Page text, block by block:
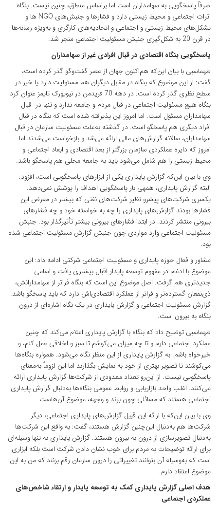
صرفاً پاسخگویی به سهامداران است اما براساس منطق، چنین نیست. بنگاه
اثرات اجتماعی و محیط زیستی دارد و فشارها و جنبش‌های NGO ها و
تشکل‌های محیط زیستی و اجتماعی و اتحادیه‌های کارگری و به‌ویژه رسانه‌ها
در قرن 20 به شکل‌گیری جنبش مسئولیت اجتماعی منجر شد.
پاسخگویی بنگاه اقتصادی در قبال افرادی غیر از سهامداران
طهماسبی با بیان این‌که هم‌اکنون جهان از عصر گفت‌وگو گذر کرده‌ است،
گفت: از این موضوع که بنگاه در مقابل دیگران هم مسئولیت دارد یا خیر در
سطح نظری گذر کرده است. در دهه 70 فریدمن در نیویورک تایمز عنوان کرد
بنگاه هیچ مسئولیت اجتماعی در قبال مردم و جامعه ندارد و تنها در قبال
سهامداران مسئول است. اما امروز این پذیرفته شده است که بنگاه در قبال
افراد دیگری هم پاسخگو است. در گذشته به‌علت مسئولیت سازمان در قبال
سهامداران، سالانه گزارش‌های مالی ارائه می‌شد و بازخواست می‌شدند اما
امروز که دایره عملکردی سازمان بزرگتر از بعد اقتصادی و ابعاد اجتماعی و
محیط زیستی را هم شامل می‌شود باید به جامعه محلی هم پاسخگو باشد.
وی با بیان این‌که گزارش پایداری یکی از ابزارهای پاسخگویی است، افزود:
البته گزارش پایداری، همه­ی بار پاسخگویی اهداف را پوشش نمی‌دهد.
یکسری شرکت‌های پیشرو نظیر شرکت‌های نفتی که بیشتر در معرض این
فشارها بودند گزارش‌های پایداری را چه به خواسته خود و چه فشارهای
بیرونی منتشر کردند. در ابتدا فشارهای بیرونی بیشتر تأثیرگذار بود. جنبش
مسئولیت اجتماعی وارد مواردی چون جنبش گزارش مسئولیت اجتماعی شده
بود.
مشاور و فعال حوزه پایداری و مسئولیت اجتماعی شرکتی ادامه داد: این
موضوع با ادغام در مفهوم توسعه پایدار اقبال بیشتری یافت و اسامی
جدیدتری هم گرفت. اصل موضوع این است که بنگاه فراتر از سهام­دارانش،
ذی‌نفعان گسترده‌تر و فراتر از عملکرد اقتصادی‌اش دارد که باید پاسخگو باشد.
گزارش مسئولیت اجتماعی و گزارش پایداری در یک نگاه اشاره‌ای از درون
بنگاه به بیرون است.
طهماسبی توضیح داد که بنگاه با گزارش پایداری اعلام می‌کند که چنین
عملکرد اجتماعی دارم و تا چه میزان می‌کوشم تا سبز و اخلاقی عمل کنم، و
خیرخواه باشم. به گزارش پایداری از این منظر نگاه می‌شود. همواره بنگاه‌ها
می‌کوشند تا تصویر بهتری از خود به نمایش بگذارند اما این لزوماً به‌معنای
پاسخگویی نیست. از این‌رو تعداد معدودی از شرکت‌ها گزارش پایداری ارائه
می‌کنند. اغلب واحد بازاریابی و روابط عمومی بنگاه‌ها به‌دنبال گزارش پایداری
اجتماعی هستند که مسائلی چون برند و وجهه، موضوع آن‌هاست.
وی با بیان این‌که با ارائه این قبیل گزارش‌های پایداری اجتماعی، دیگر
شرکت‌ها هم به‌دنبال این‌چنین گزارش هستند، گفت: به واقع این شرکت‌ها
به‌دنبال تصویرسازی از درون به بیرون هستند. گزارش پایداری نه تنها وسیله‌ای
برای ارائه توضیحات به مردم برای خوب نشان دادن شرکت است بلکه ابزاری
است که به‌وسیله آن بتوانند تغییراتی را درون سازمان رقم بزنند که من به این
موضوع اعتقاد دارم.
هدف اصلی گزارش پایداری کمک به توسعه پایدار و ارتقاء شاخص‌های
عملکردی اجتماعی